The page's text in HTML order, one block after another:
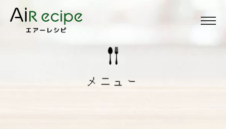
Menu
メニュー